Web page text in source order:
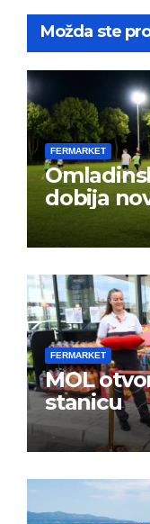
Možda ste
FERMARKET
dobija
FERMARKET
MOL
stanicu